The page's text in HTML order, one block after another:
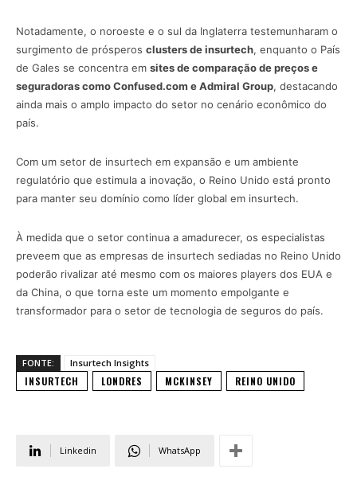
Notadamente, o noroeste e o sul da Inglaterra testemunharam o
surgimento de prósperos clusters de insurtech, enquanto o País
de Gales se concentra em sites de comparação de preços e
seguradoras como Confused.com e Admiral Group, destacando
ainda mais o amplo impacto do setor no cenário econômico do
país.
Com um setor de insurtech em expansão e um ambiente
regulatório que estimula a inovação, o Reino Unido está pronto
para manter seu domínio como líder global em insurtech.
À medida que o setor continua a amadurecer, os especialistas
preveem que as empresas de insurtech sediadas no Reino Unido
poderão rivalizar até mesmo com os maiores players dos EUA e
da China, o que torna este um momento empolgante e
transformador para o setor de tecnologia de seguros do país.
FONTE: Insurtech Insights
INSURTECH LONDRES MCKINSEY REINO UNIDO
Linkedin WhatsApp